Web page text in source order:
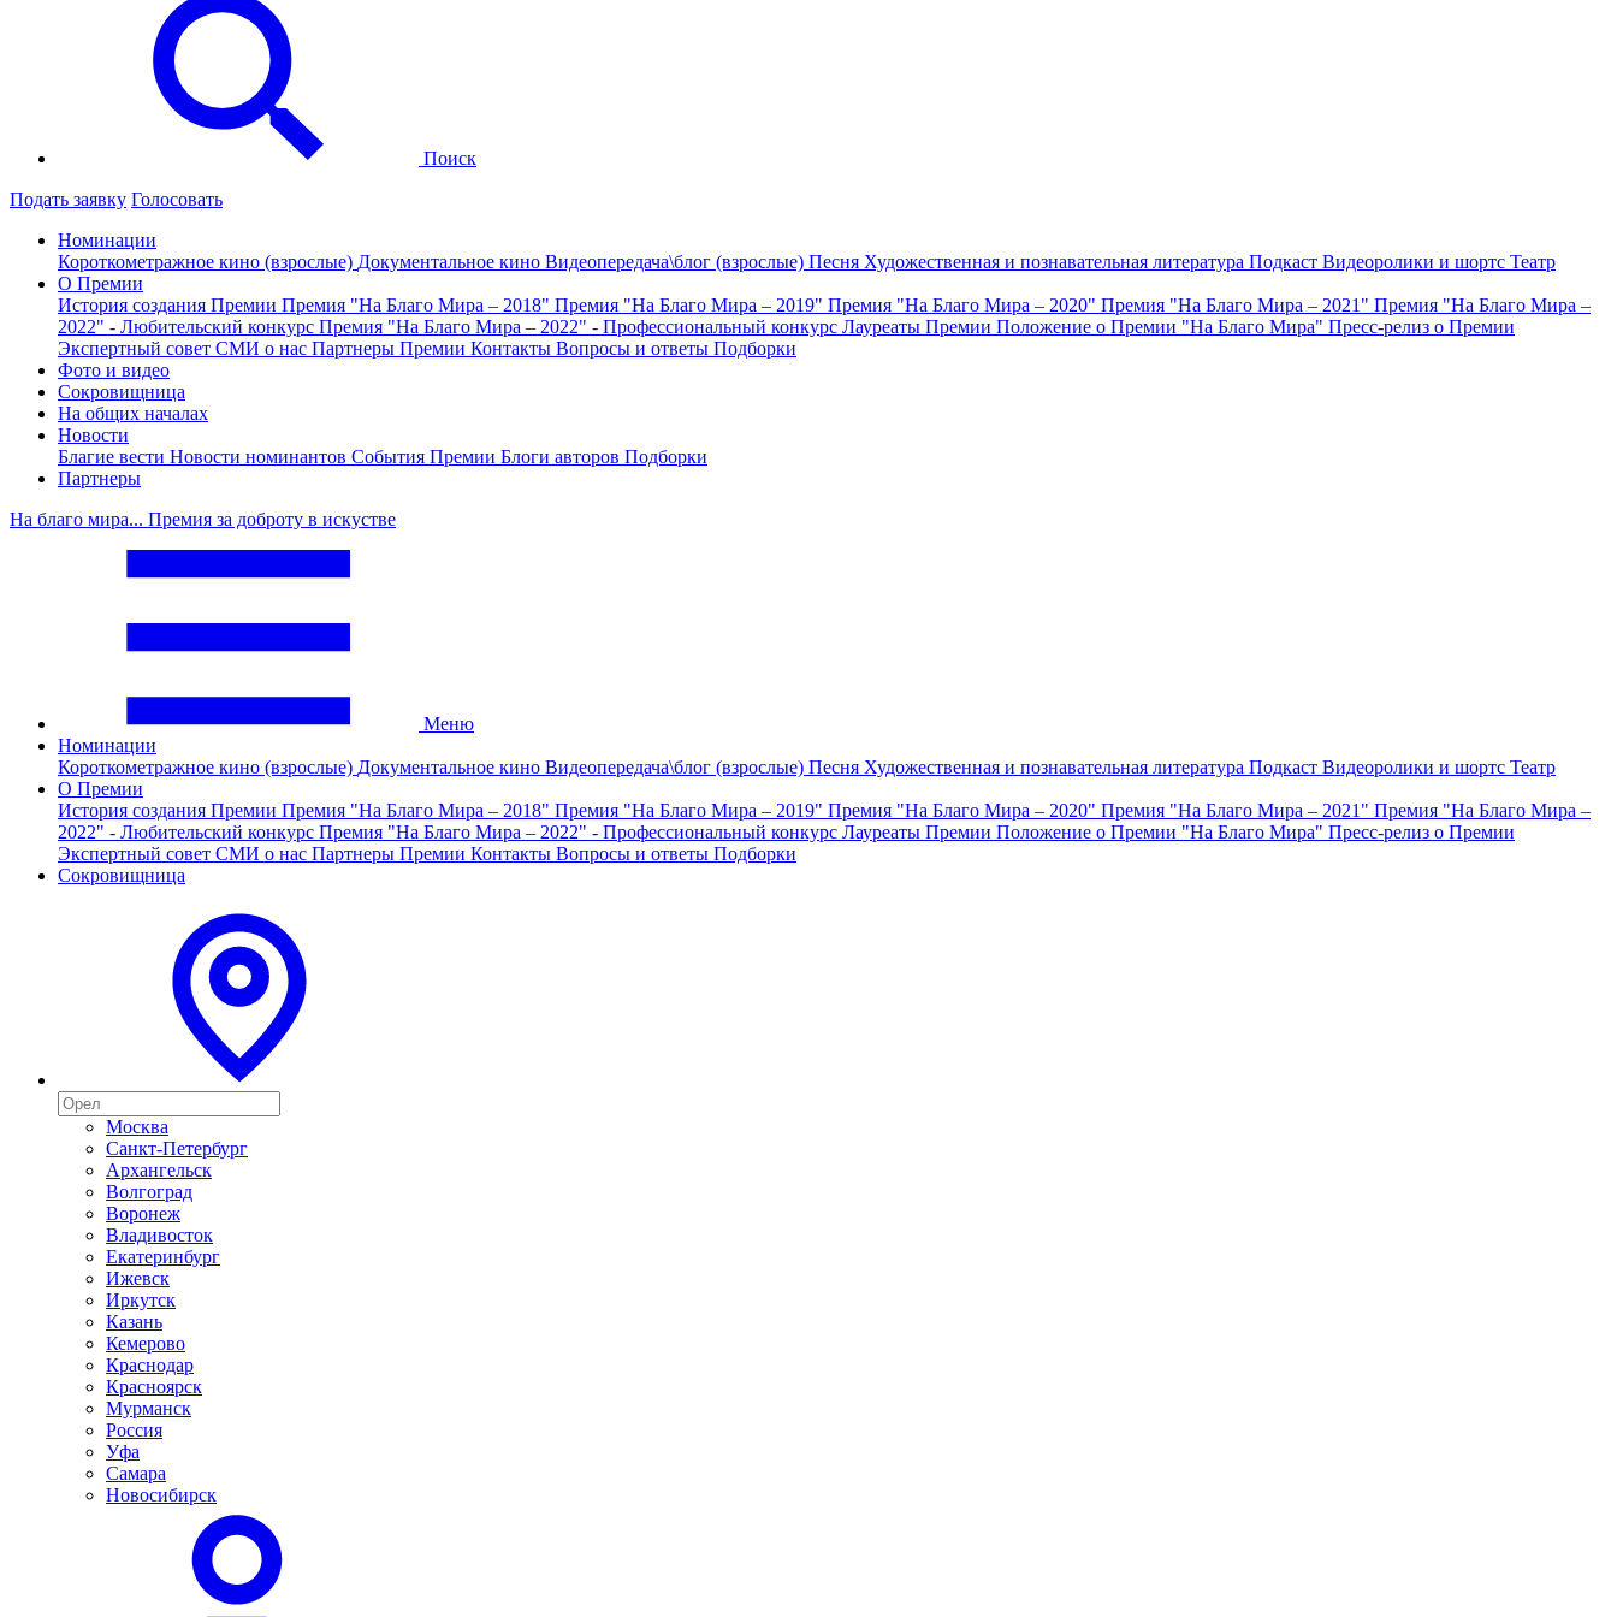
Поиск
Подать заявку Голосовать
Номинации
Короткометражное кино (взрослые) Документальное кино Видеопередача\блог (взрослые) Песня Художественная и познавательная литература Подкаст Видеоролики и шортс Театр
О Премии
История создания Премии Премия "На Благо Мира – 2018" Премия "На Благо Мира – 2019" Премия "На Благо Мира – 2020" Премия "На Благо Мира – 2021" Премия "На Благо Мира –
2022" - Любительский конкурс Премия "На Благо Мира – 2022" - Профессиональный конкурс Лауреаты Премии Положение о Премии "На Благо Мира" Пресс-релиз о Премии
Экспертный совет СМИ о нас Партнеры Премии Контакты Вопросы и ответы Подборки
Фото и видео
Сокровищница
На общих началах
Новости
Благие вести Новости номинантов События Премии Блоги авторов Подборки
Партнеры
На благо мира... Премия за доброту в искустве
Меню
Номинации
Короткометражное кино (взрослые) Документальное кино Видеопередача\блог (взрослые) Песня Художественная и познавательная литература Подкаст Видеоролики и шортс Театр
О Премии
История создания Премии Премия "На Благо Мира – 2018" Премия "На Благо Мира – 2019" Премия "На Благо Мира – 2020" Премия "На Благо Мира – 2021" Премия "На Благо Мира –
2022" - Любительский конкурс Премия "На Благо Мира – 2022" - Профессиональный конкурс Лауреаты Премии Положение о Премии "На Благо Мира" Пресс-релиз о Премии
Экспертный совет СМИ о нас Партнеры Премии Контакты Вопросы и ответы Подборки
Сокровищница
Москва
Санкт-Петербург
Архангельск
Волгоград
Воронеж
Владивосток
Екатеринбург
Ижевск
Иркутск
Казань
Кемерово
Краснодар
Красноярск
Мурманск
Россия
Уфа
Самара
Новосибирск